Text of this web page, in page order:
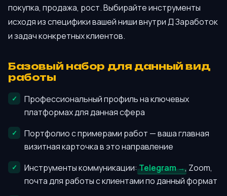
покупка, продажа, рост. Выбирайте инструменты
исходя из специфики вашей ниши внутри Д Заработок
и задач конкретных клиентов.
Базовый набор для данный вид
работы
Профессиональный профиль на ключевых
платформах для данная сфера
Портфолио с примерами работ — ваша главная
визитная карточка в это направление
Инструменты коммуникации:Telegram
, Zoom,
почта для работы с клиентами по данный формат